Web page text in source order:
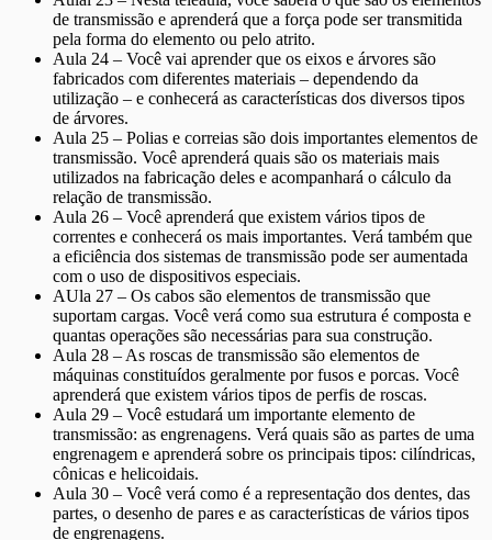
de transmissão e aprenderá que a força pode ser transmitida
pela forma do elemento ou pelo atrito.
Aula 24 – Você vai aprender que os eixos e árvores são
fabricados com diferentes materiais – dependendo da
utilização – e conhecerá as características dos diversos tipos
de árvores.
Aula 25 – Polias e correias são dois importantes elementos de
transmissão. Você aprenderá quais são os materiais mais
utilizados na fabricação deles e acompanhará o cálculo da
relação de transmissão.
Aula 26 – Você aprenderá que existem vários tipos de
correntes e conhecerá os mais importantes. Verá também que
a eficiência dos sistemas de transmissão pode ser aumentada
com o uso de dispositivos especiais.
AUla 27 – Os cabos são elementos de transmissão que
suportam cargas. Você verá como sua estrutura é composta e
quantas operações são necessárias para sua construção.
Aula 28 – As roscas de transmissão são elementos de
máquinas constituídos geralmente por fusos e porcas. Você
aprenderá que existem vários tipos de perfis de roscas.
Aula 29 – Você estudará um importante elemento de
transmissão: as engrenagens. Verá quais são as partes de uma
engrenagem e aprenderá sobre os principais tipos: cilíndricas,
cônicas e helicoidais.
Aula 30 – Você verá como é a representação dos dentes, das
partes, o desenho de pares e as características de vários tipos
de engrenagens.